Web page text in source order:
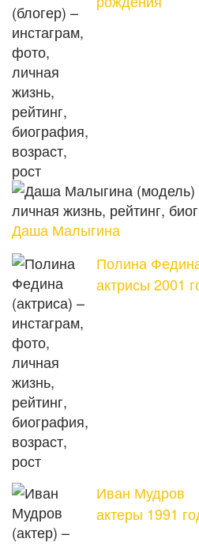
Даша Малыгина
Полина
актрисы 2001
Иван Мудров
актеры 1991